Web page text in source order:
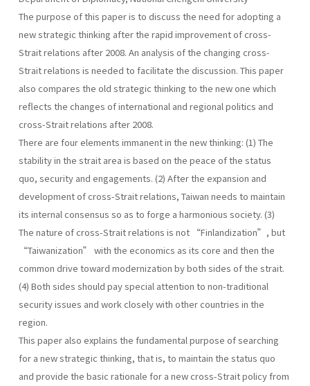
The purpose of this paper is to discuss the need for adopting a
new strategic thinking after the rapid improvement of cross-
Strait relations after 2008. An analysis of the changing cross-
Strait relations is needed to facilitate the discussion. This paper
also compares the old strategic thinking to the new one which
reflects the changes of international and regional politics and
cross-Strait relations after 2008.
There are four elements immanent in the new thinking: (1) The
stability in the strait area is based on the peace of the status
quo, security and engagements. (2) After the expansion and
development of cross-Strait relations, Taiwan needs to maintain
its internal consensus so as to forge a harmonious society. (3)
The nature of cross-Strait relations is not “Finlandization”, but
“Taiwanization” with the economics as its core and then the
common drive toward modernization by both sides of the strait.
(4) Both sides should pay special attention to non-traditional
security issues and work closely with other countries in the
region.
This paper also explains the fundamental purpose of searching
for a new strategic thinking, that is, to maintain the status quo
and provide the basic rationale for a new cross-Strait policy from